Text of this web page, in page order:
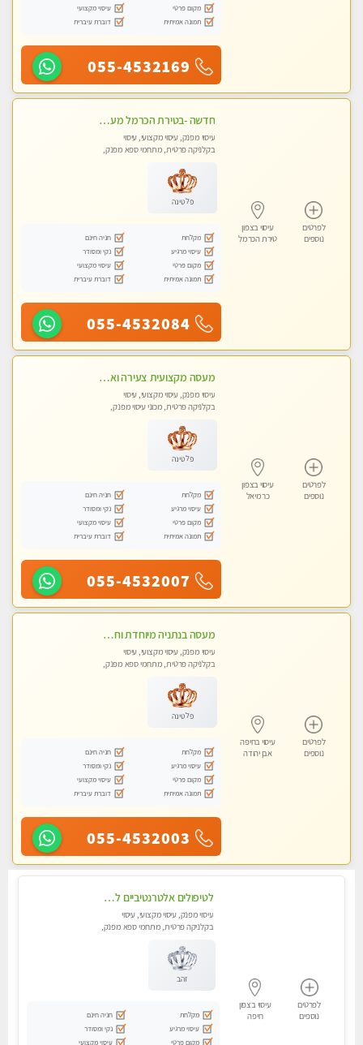
מקום פרטי
עיסוי מקצועי
תמונה אמיתית
דוברת עיברית
055-4532169
לפרטים
נוספים
עיסוי בצפון
טירת הכרמל
חדשה -בטירת הכרמל מעסה איכותית מפנקת ומקצועית עיסוי חלומי ..... בקריות
עיסוי מפנק, עיסוי מקצועי, עיסוי
בקלניקה פרטית, מתחמי ספא מפנק,
פלטינה
מקלחת
חניה חינם
עיסוי מרגיע
נקי ומסודר
מקום פרטי
עיסוי מקצועי
תמונה אמיתית
דוברת עיברית
055-4532084
לפרטים
נוספים
עיסוי בצפון
כרמיאל
מעסה מקצועית צעירה ואיכותית לעיסוי מרגיע ומפנק VIP-מומלץ לחלוטין! פרטי! ​​​​​​ Highly recommended
עיסוי מפנק, עיסוי מקצועי, עיסוי
בקלניקה פרטית, מכוני עיסוי מפנק,
פלטינה
מקלחת
חניה חינם
עיסוי מרגיע
נקי ומסודר
מקום פרטי
עיסוי מקצועי
תמונה אמיתית
דוברת עיברית
055-4532007
לפרטים
נוספים
עיסוי בחיפה
אבן יהודה
מעסה בנתניה מיוחדת וחדשה בעיר לעיסוי...
עיסוי מפנק, עיסוי מקצועי, עיסוי
בקלניקה פרטית, מתחמי ספא מפנק,
פלטינה
מקלחת
חניה חינם
עיסוי מרגיע
נקי ומסודר
מקום פרטי
עיסוי מקצועי
תמונה אמיתית
דוברת עיברית
055-4532003
לפרטים
נוספים
עיסוי בצפון
חיפה
לטיפולים אלטרנטיביים לעיסוי מרגיע ומפנק VIP-מומלץ לחלוטין! פרטי! ​​​​​​ Highly recommended-לקביעת תור נא להתקשר ....
עיסוי מפנק, עיסוי מקצועי, עיסוי
בקלניקה פרטית, מתחמי ספא מפנק,
זהב
מקלחת
חניה חינם
עיסוי מרגיע
נקי ומסודר
מקום פרטי
עיסוי מקצועי